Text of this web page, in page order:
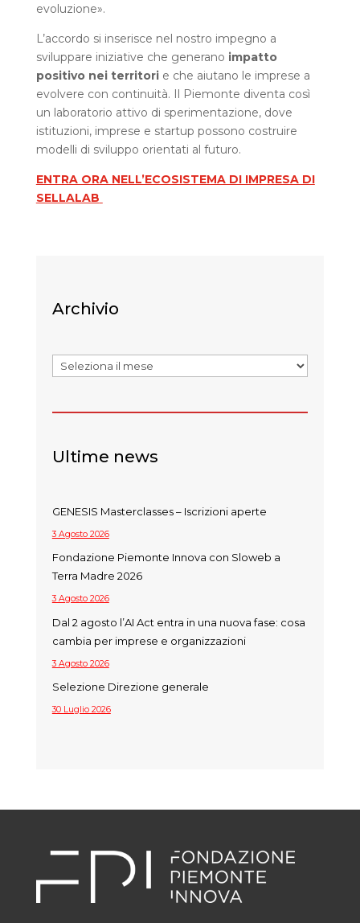
evoluzione».
L’accordo si inserisce nel nostro impegno a
sviluppare iniziative che generano impatto
positivo nei territorie che aiutano le imprese a
evolvere con continuità. Il Piemonte diventa così
un laboratorio attivo di sperimentazione, dove
istituzioni, imprese e startup possono costruire
modelli di sviluppo orientati al futuro.
ENTRA ORA NELL’ECOSISTEMA DI IMPRESA DI
SELLALAB
Archivio
Archivi
Ultime news
GENESIS Masterclasses – Iscrizioni aperte
3 Agosto 2026
Fondazione Piemonte Innova con Sloweb a
Terra Madre 2026
3 Agosto 2026
Dal 2 agosto l’AI Act entra in una nuova fase: cosa
cambia per imprese e organizzazioni
3 Agosto 2026
Selezione Direzione generale
30 Luglio 2026